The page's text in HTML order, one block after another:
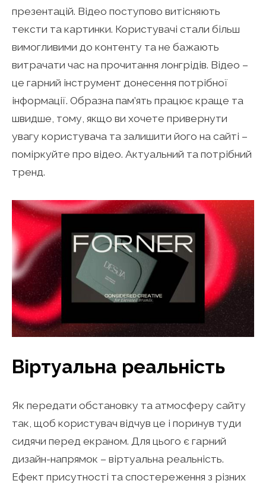
презентацій. Відео поступово витісняють
тексти та картинки. Користувачі стали більш
вимогливими до контенту та не бажають
витрачати час на прочитання лонгрідів. Відео –
це гарний інструмент донесення потрібної
інформації. Образна пам’ять працює краще та
швидше, тому, якщо ви хочете привернути
увагу користувача та залишити його на сайті –
поміркуйте про відео. Актуальний та потрібний
тренд.
Віртуальна реальність
Як передати обстановку та атмосферу сайту
так, щоб користувач відчув це і поринув туди
сидячи перед екраном. Для цього є гарний
дизайн-напрямок – віртуальна реальність.
Ефект присутності та спостереження з різних